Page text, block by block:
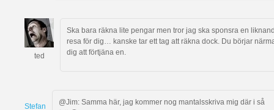
ted
Ska bara räkna lite pengar men tror jag ska sponsra en
resa för dig… kanske tar ett tag att räkna dock. Du börjar
dig att förtjäna en.
Stefan
@Jim: Samma här, jag kommer nog mantalsskriva mig där i så